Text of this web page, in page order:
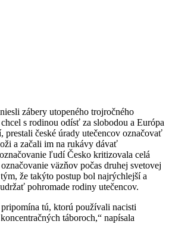
zábery utopeného trojročného
s rodinou odísť za slobodou a Európa
české úrady utečencov označovať
a začali im na rukávy dávať
ľudí Česko kritizovala celá
väzňov počas druhej svetovej
že takýto postup bol najrýchlejší a
pohromade rodiny utečencov.
tú, ktorú používali nacisti
táboroch,“ napísala